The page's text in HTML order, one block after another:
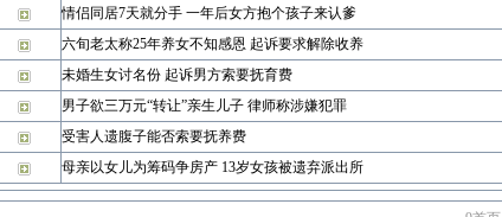
情侣同居7天就分手 一年后女方抱个孩子来认爹
六旬老太称25年养女不知感恩 起诉要求解除收养
未婚生女讨名份 起诉男方索要抚育费
男子欲三万元“转让”亲生儿子 律师称涉嫌犯罪
受害人遗腹子能否索要抚养费
母亲以女儿为筹码争房产 13岁女孩被遗弃派出所